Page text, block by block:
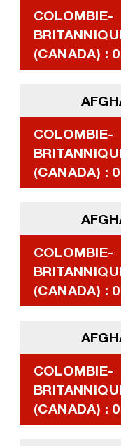
COLOMBIE-
(CANADA) :
COLOMBIE-
(CANADA) :
COLOMBIE-
(CANADA) :
COLOMBIE-
(CANADA) :